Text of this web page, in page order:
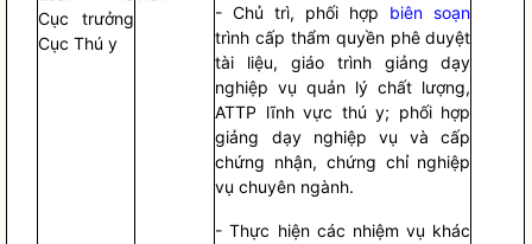
Cục trưởng
Cục Thú y
- Chủ trì, phối hợp biên soạn
trình cấp thẩm quyềnphê duyệt
tài liệu, giáo trình giảng dạy
nghiệp vụ quản lý chất lượng,
ATTP lĩnh vực thú y; phối hợp
giảng dạy nghiệp vụ và cấp
chứng nhận, chứng chỉ nghiệp
vụ chuyên ngành.
- Thực hiện các nhiệm vụ khác